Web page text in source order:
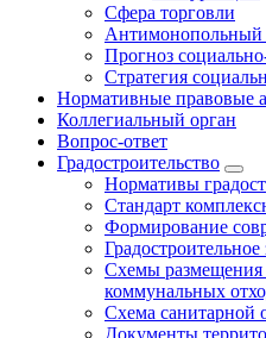
Сфера торговли
Антимонопольный
Прогноз
Стратегия
Нормативные правовые
Коллегиальный орган
Вопрос-ответ
Градостроительство
Нормативы
Стандарт
Формирование
Схемы размещения
коммунальных
Схема санитарной
Документы